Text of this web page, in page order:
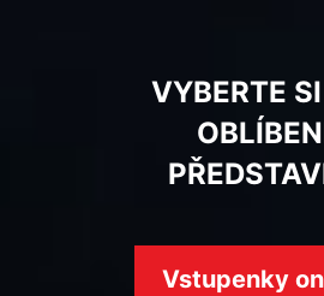
VYBERTE
Vstupenky